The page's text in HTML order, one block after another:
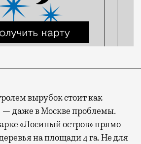
вырубок стоит как
— даже в Москве проблемы.
«Лосиный остров» прямо
на площади 4 га. Не для